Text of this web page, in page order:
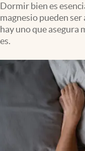
PC y mobile
Lifestyle
Dormir bien es
magnesio pueden
hay uno que asegura
es.